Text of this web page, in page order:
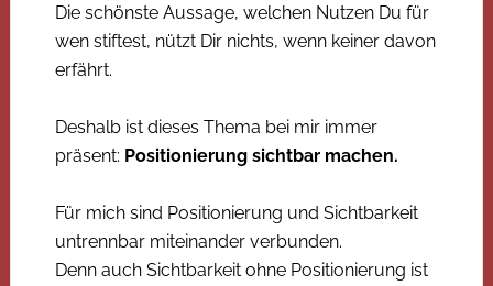
Die schönste Aussage, welchen Nutzen Du für
wen stiftest, nützt Dir nichts, wenn keiner davon
erfährt.
Deshalb ist dieses Thema bei mir immer
präsent: Positionierung sichtbar machen.
Für mich sind Positionierung und Sichtbarkeit
untrennbar miteinander verbunden.
Denn auch Sichtbarkeit ohne Positionierung ist